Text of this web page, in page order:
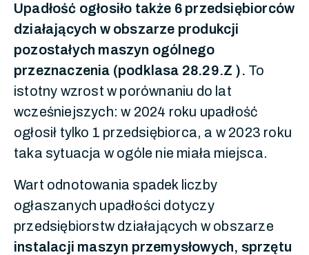
Upadłość ogłosiło także 6 przedsiębiorców
działających w obszarze produkcji
pozostałych maszyn ogólnego
przeznaczenia (podklasa 28.29.Z ). To
istotny wzrost w porównaniu do lat
wcześniejszych: w 2024 roku upadłość
ogłosił tylko 1 przedsiębiorca, a w 2023 roku
taka sytuacja w ogóle nie miała miejsca.
Wart odnotowania spadek liczby
ogłaszanych upadłości dotyczy
przedsiębiorstw działających w obszarze
instalacji maszyn przemysłowych, sprzętu